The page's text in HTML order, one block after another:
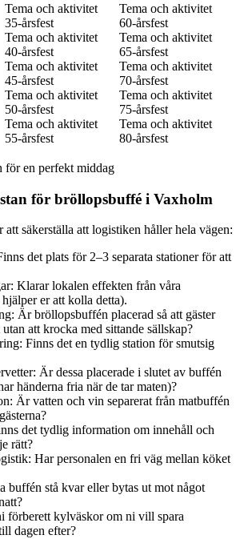
Tema och aktivitet
35-årsfest
Tema och aktivitet
40-årsfest
Tema och aktivitet
45-årsfest
Tema och aktivitet
50-årsfest
Tema och aktivitet
55-årsfest
Tema och aktivitet
60-årsfest
Tema och aktivitet
65-årsfest
Tema och aktivitet
70-årsfest
Tema och aktivitet
75-årsfest
Tema och aktivitet
80-årsfest
för en perfekt middag
för bröllopsbuffé i Vaxholm
säkerställa att logistiken håller hela vägen:
det plats för 2–3 separata stationer för att
Klarar lokalen effekten från våra
er att kolla detta).
Är bröllopsbuffén placerad så att gäster
att krocka med sittande sällskap?
Finns det en tydlig station för smutsig
Är dessa placerade i slutet av buffén
händerna fria när de tar maten)?
Är vatten och vin separerat från matbuffén
det tydlig information om innehåll och
rätt?
Har personalen en fri väg mellan köket
buffén stå kvar eller bytas ut mot något
förberett kylväskor om ni vill spara
dagen efter?